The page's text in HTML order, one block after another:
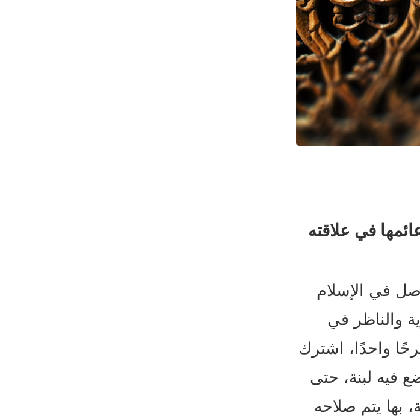
في علاقته
في الإسلام
والناظر في
واحدًا، اشترك
فيه لبنة، حتى
بها يتم صلاحه